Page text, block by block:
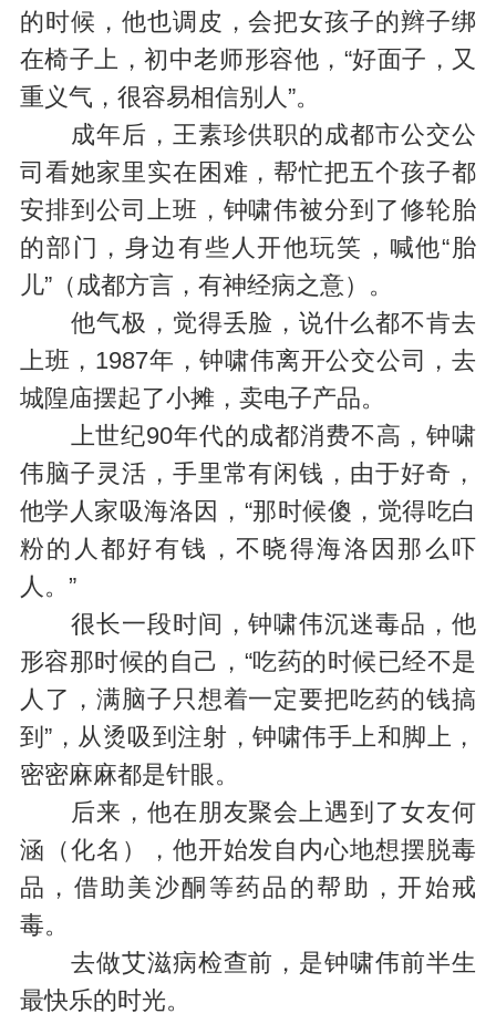
的时候，他也调皮，会把女孩子的辫子绑
在椅子上，初中老师形容他，“好面子，又
重义气，很容易相信别人”。
成年后，王素珍供职的成都市公交公
司看她家里实在困难，帮忙把五个孩子都
安排到公司上班，钟啸伟被分到了修轮胎
的部门，身边有些人开他玩笑，喊他“胎
儿”（成都方言，有神经病之意）。
他气极，觉得丢脸，说什么都不肯去
上班，1987年，钟啸伟离开公交公司，去
城隍庙摆起了小摊，卖电子产品。
上世纪90年代的成都消费不高，钟啸
伟脑子灵活，手里常有闲钱，由于好奇，
他学人家吸海洛因，“那时候傻，觉得吃白
粉的人都好有钱，不晓得海洛因那么吓
人。”
很长一段时间，钟啸伟沉迷毒品，他
形容那时候的自己，“吃药的时候已经不是
人了，满脑子只想着一定要把吃药的钱搞
到”，从烫吸到注射，钟啸伟手上和脚上，
密密麻麻都是针眼。
后来，他在朋友聚会上遇到了女友何
涵（化名），他开始发自内心地想摆脱毒
品，借助美沙酮等药品的帮助，开始戒
毒。
去做艾滋病检查前，是钟啸伟前半生
最快乐的时光。